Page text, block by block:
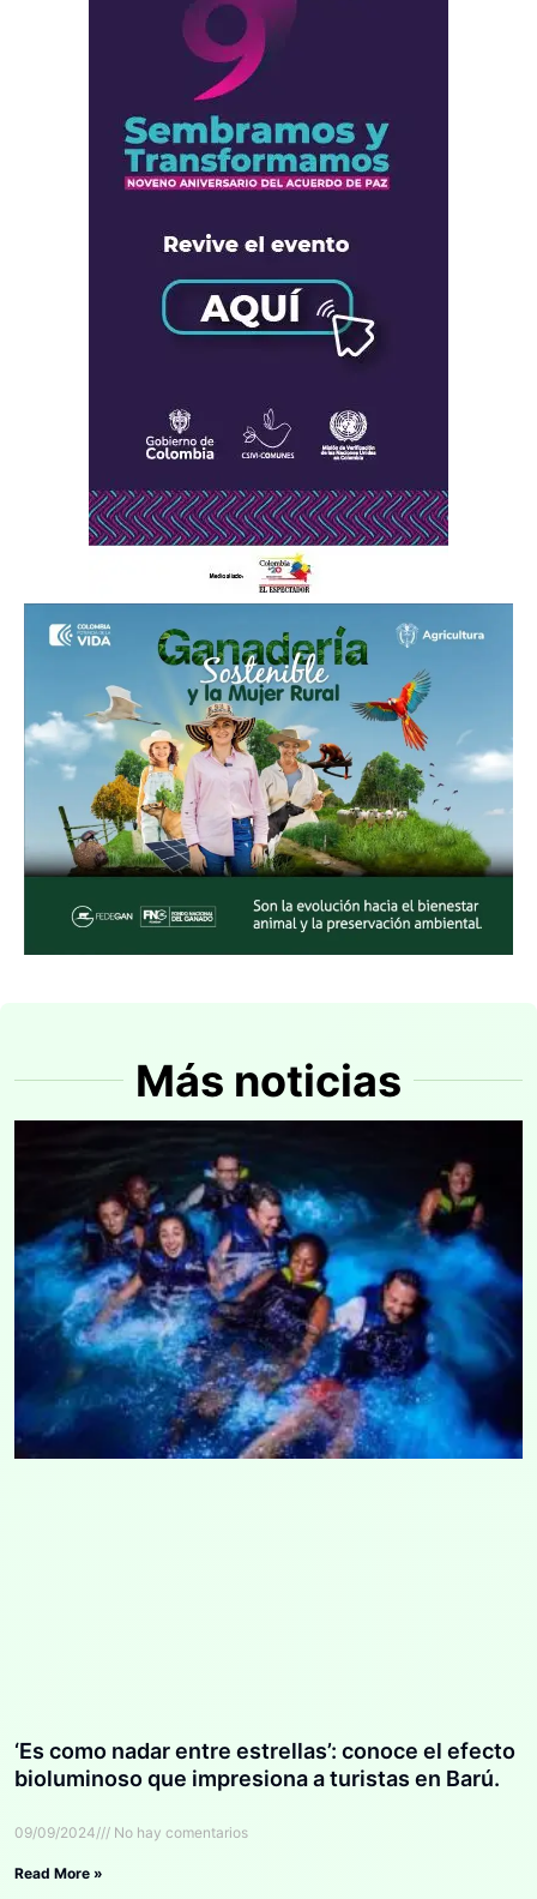
Más noticias
‘Es como nadar entre estrellas’: conoce el efecto
bioluminoso que impresiona a turistas en Barú.
09/09/2024 No hay comentarios
Read More »